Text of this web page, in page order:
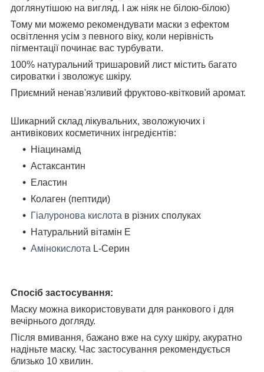
доглянутішою на вигляд. І аж ніяк не білою-білою)
Тому ми можемо рекомендувати маски з ефектом
освітлення усім з певного віку, коли нерівність
пігментації починає вас турбувати.
100% натуральний тришаровий лист містить багато
сироватки і зволожує шкіру.
Приємний ненав'язливий фруктово-квітковий аромат.
Шикарний склад лікувальних, зволожуючих і
антивікових косметичних інгредієнтів:
Ніацинамід
Астаксантин
Еластин
Колаген (пептиди)
Гіалуронова кислота в різних сполуках
Натуральний вітамін Е
Амінокислота L-Серин
Спосіб застосування:
Маску можна використовувати для ранкового і для
вечірнього догляду.
Після вмивання, бажано вже на суху шкіру, акуратно
надіньте маску. Час застосування рекомендується
близько 10 хвилин.